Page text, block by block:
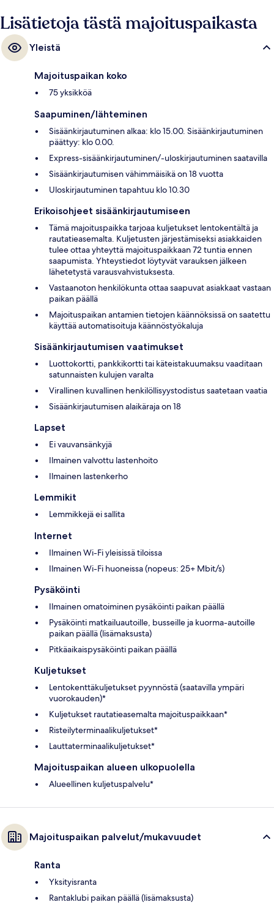
Lisätietoja tästä majoituspaikasta
Yleistä
Majoituspaikan koko
75 yksikköä
Saapuminen/lähteminen
Sisäänkirjautuminen alkaa: klo 15.00. Sisäänkirjautuminen
päättyy: klo 0.00.
Express-sisäänkirjautuminen/-uloskirjautuminen saatavilla
Sisäänkirjautumisen vähimmäisikä on 18 vuotta
Uloskirjautuminen tapahtuu klo 10.30
Erikoisohjeet sisäänkirjautumiseen
Tämä majoituspaikka tarjoaa kuljetukset lentokentältä ja
rautatieasemalta. Kuljetusten järjestämiseksi asiakkaiden
tulee ottaa yhteyttä majoituspaikkaan 72 tuntia ennen
saapumista. Yhteystiedot löytyvät varauksen jälkeen
lähetetystä varausvahvistuksesta.
Vastaanoton henkilökunta ottaa saapuvat asiakkaat vastaan
paikan päällä
Majoituspaikan antamien tietojen käännöksissä on saatettu
käyttää automatisoituja käännöstyökaluja
Sisäänkirjautumisen vaatimukset
Luottokortti, pankkikortti tai käteistakuumaksu vaaditaan
satunnaisten kulujen varalta
Virallinen kuvallinen henkilöllisyystodistus saatetaan vaatia
Sisäänkirjautumisen alaikäraja on 18
Lapset
Ei vauvansänkyjä
Ilmainen valvottu lastenhoito
Ilmainen lastenkerho
Lemmikit
Lemmikkejä ei sallita
Internet
Ilmainen Wi-Fi yleisissä tiloissa
Ilmainen Wi-Fi huoneissa (nopeus: 25+ Mbit/s)
Pysäköinti
Ilmainen omatoiminen pysäköinti paikan päällä
Pysäköinti matkailuautoille, busseille ja kuorma-autoille
paikan päällä (lisämaksusta)
Pitkäaikaispysäköinti paikan päällä
Kuljetukset
Lentokenttäkuljetukset pyynnöstä (saatavilla ympäri
vuorokauden)*
Kuljetukset rautatieasemalta majoituspaikkaan*
Risteilyterminaalikuljetukset*
Lauttaterminaalikuljetukset*
Majoituspaikan alueen ulkopuolella
Alueellinen kuljetuspalvelu*
Majoituspaikan palvelut/mukavuudet
Ranta
Yksityisranta
Rantaklubi paikan päällä (lisämaksusta)